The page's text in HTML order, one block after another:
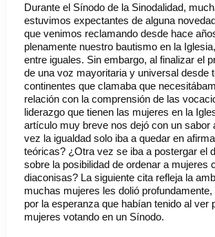
Durante el Sínodo de la Sinodalidad,
estuvimos expectantes de alguna
que venimos reclamando desde hace
plenamente nuestro bautismo en la
entre iguales. Sin embargo, al finalizar el
de una voz mayoritaria y universal desde
continentes que clamaba que
relación con la comprensión de las
liderazgo que tienen las mujeres en la
artículo muy breve nos dejó con un sabor
vez la igualdad solo iba a quedar en
teóricas? ¿Otra vez se iba a postergar el
sobre la posibilidad de ordenar a mujeres
diaconisas? La siguiente cita refleja la
muchas mujeres les dolió profundamente,
por la esperanza que habían tenido al ver
mujeres votando en un Sínodo.